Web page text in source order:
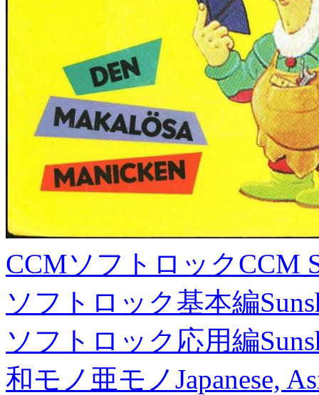
CCMソフトロックCCM
ソフトロック基本編
ソフトロック応用編
和モノ亜モノJapanese,